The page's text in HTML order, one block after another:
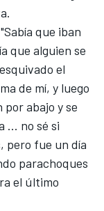
que iban
que alguien se
el
de mí, y luego
abajo y se
... no sé si
pero fue un día
parachoques
el último